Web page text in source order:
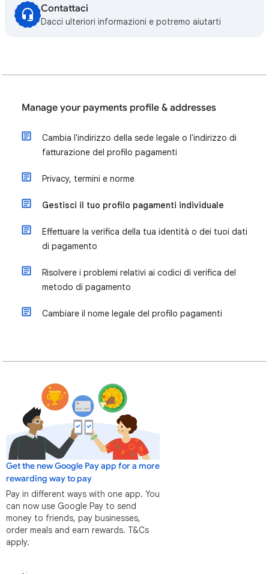
Contattaci
Dacci ulteriori informazioni e potremo aiutarti
Manage your payments profile & addresses
Cambia l'indirizzo della sede legale o l'indirizzo di
fatturazione del profilo pagamenti
Privacy, termini e norme
Gestisci il tuo profilo pagamenti individuale
Effettuare la verifica della tua identità o dei tuoi dati
di pagamento
Risolvere i problemi relativi ai codici di verifica del
metodo di pagamento
Cambiare il nome legale del profilo pagamenti
Get the new Google Pay app for a more
rewarding way to pay
Pay in different ways with one app. You
can now use Google Pay to send
money to friends, pay businesses,
order meals and earn rewards. T&Cs
apply.